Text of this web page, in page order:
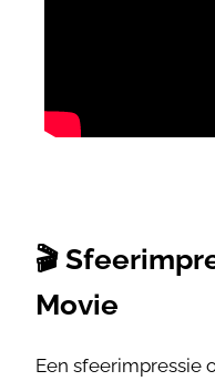
🎬
Movie
Een sfeerimpressie